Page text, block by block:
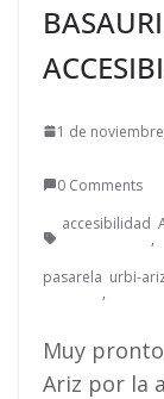
1 de
0 Comments
accesibilidad
,
pasarela
,
urbi-
Muy
Ariz por la